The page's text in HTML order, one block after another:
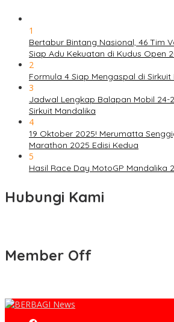
1
Bertabur Bintang Nasional, 46 Tim
Siap Adu Kekuatan di Kudus Open
2
Formula 4 Siap Mengaspal di Sirkuit
3
Jadwal Lengkap Balapan Mobil 24-
Sirkuit Mandalika
4
19 Oktober 2025! Merumatta
Marathon 2025 Edisi Kedua
5
Hasil Race Day MotoGP Mandalika
Hubungi Kami
Member Off